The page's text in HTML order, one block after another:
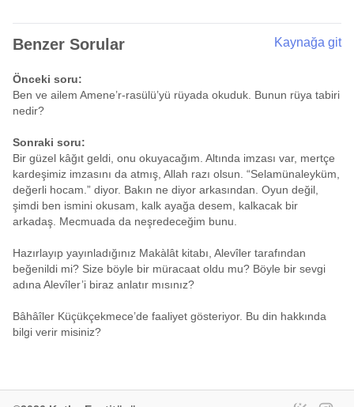
Benzer Sorular Kaynağa git
Önceki soru:
Ben ve ailem Amene’r-rasülü’yü rüyada okuduk. Bunun rüya tabiri
nedir?
Sonraki soru:
Bir güzel kâğıt geldi, onu okuyacağım. Altında imzası var, mertçe
kardeşimiz imzasını da atmış, Allah razı olsun. “Selamünaleyküm,
değerli hocam.” diyor. Bakın ne diyor arkasından. Oyun değil,
şimdi ben ismini okusam, kalk ayağa desem, kalkacak bir
arkadaş. Mecmuada da neşredeceğim bunu.
Hazırlayıp yayınladığınız Makàlât kitabı, Alevîler tarafından
beğenildi mi? Size böyle bir müracaat oldu mu? Böyle bir sevgi
adına Alevîler’i biraz anlatır mısınız?
Bâhâîler Küçükçekmece’de faaliyet gösteriyor. Bu din hakkında
bilgi verir misiniz?